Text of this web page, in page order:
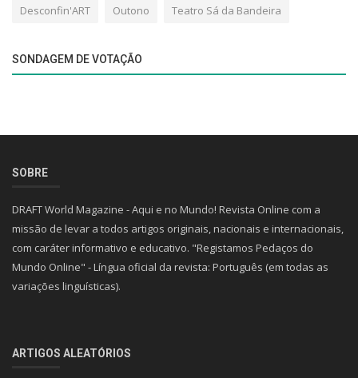
Desconfin'ART Outono Teatro Sá da Bandeira
SONDAGEM DE VOTAÇÃO
SOBRE
DRAFT World Magazine - Aqui e no Mundo! Revista Online com a
missão de levar a todos artigos originais, nacionais e internacionais,
com caráter informativo e educativo. "Registamos Pedaços do
Mundo Online" - Língua oficial da revista: Português (em todas as
variações linguísticas).
ARTIGOS ALEATÓRIOS